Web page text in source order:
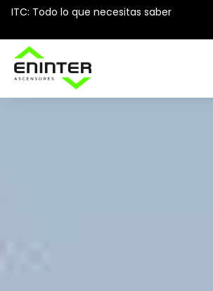
ITC: Todo lo que necesitas saber